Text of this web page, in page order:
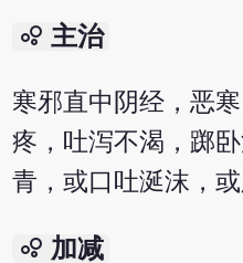
bubble_chart 主治
寒邪直中阴经，恶
疼，吐泻不渴，踯
青，或口吐涎沫，或
bubble_chart 加减